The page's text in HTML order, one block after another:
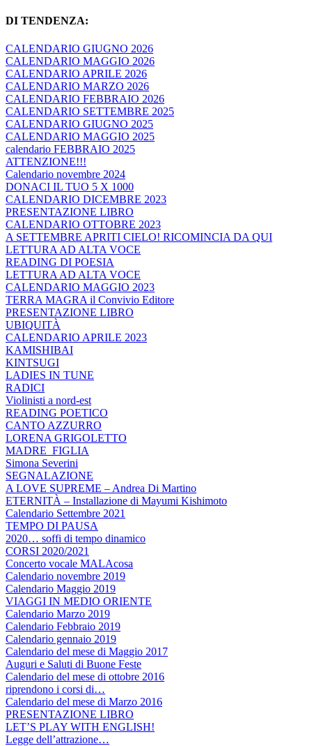
DI TENDENZA:
CALENDARIO GIUGNO 2026
CALENDARIO MAGGIO 2026
CALENDARIO APRILE 2026
CALENDARIO MARZO 2026
CALENDARIO FEBBRAIO 2026
CALENDARIO SETTEMBRE 2025
CALENDARIO GIUGNO 2025
CALENDARIO MAGGIO 2025
calendario FEBBRAIO 2025
ATTENZIONE!!!
Calendario novembre 2024
DONACI IL TUO 5 X 1000
CALENDARIO DICEMBRE 2023
PRESENTAZIONE LIBRO
CALENDARIO OTTOBRE 2023
A SETTEMBRE APRITI CIELO! RICOMINCIA DA QUI
LETTURA AD ALTA VOCE
READING DI POESIA
LETTURA AD ALTA VOCE
CALENDARIO MAGGIO 2023
TERRA MAGRA il Convivio Editore
PRESENTAZIONE LIBRO
UBIQUITÀ
CALENDARIO APRILE 2023
KAMISHIBAI
KINTSUGI
LADIES IN TUNE
RADICI
Violinisti a nord-est
READING POETICO
CANTO AZZURRO
LORENA GRIGOLETTO
MADRE_FIGLIA
Simona Severini
SEGNALAZIONE
A LOVE SUPREME – Andrea Di Martino
ETERNITÀ – Installazione di Mayumi Kishimoto
Calendario Settembre 2021
TEMPO DI PAUSA
2020… soffi di tempo dinamico
CORSI 2020/2021
Concerto vocale MALAcosa
Calendario novembre 2019
Calendario Maggio 2019
VIAGGI IN MEDIO ORIENTE
Calendario Marzo 2019
Calendario Febbraio 2019
Calendario gennaio 2019
Calendario del mese di Maggio 2017
Auguri e Saluti di Buone Feste
Calendario del mese di ottobre 2016
riprendono i corsi di…
Calendario del mese di Marzo 2016
PRESENTAZIONE LIBRO
LET’S PLAY WITH ENGLISH!
Legge dell’attrazione…